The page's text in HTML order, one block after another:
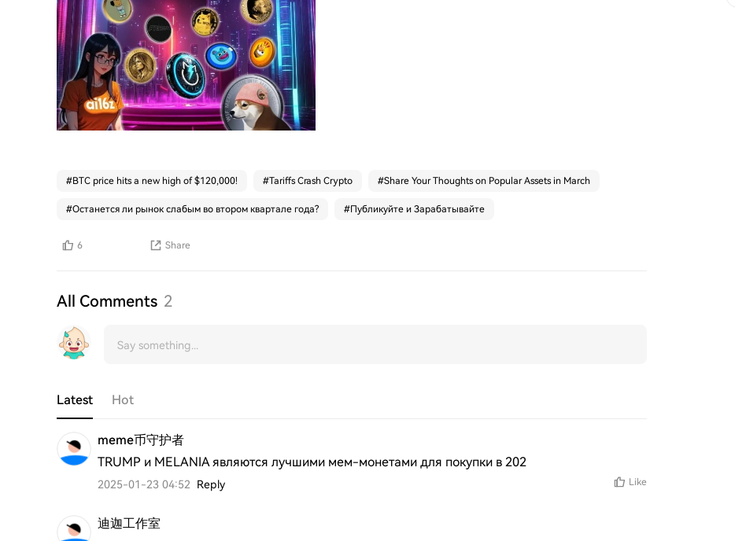
#BTC price hits a new high of $120,000! #Tariffs Crash Crypto #Share Your Thoughts on Popular Assets in March
#Останется ли рынок слабым во втором квартале года? #Публикуйте и Зарабатывайте
6 Share
All Comments 2
Latest Hot
meme币守护者
TRUMP и MELANIA являются лучшими мем-монетами для покупки в 202
2025-01-23 04:52 Reply Like
迪迦工作室